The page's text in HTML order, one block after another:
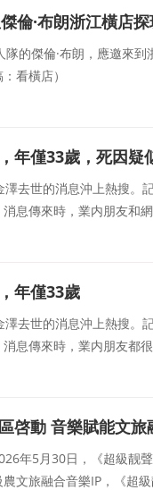
倫·布朗浙江橫店
的傑倫·布朗，應邀來
看橫店）
年僅33歲，死因疑
去世的消息沖上熱搜。
息傳來時，業内朋友和
年僅33歲
去世的消息沖上熱搜。
息傳來時，業内朋友都
啓動 音樂賦能文旅
年5月30日，《超級靓
文旅融合音樂IP，《超